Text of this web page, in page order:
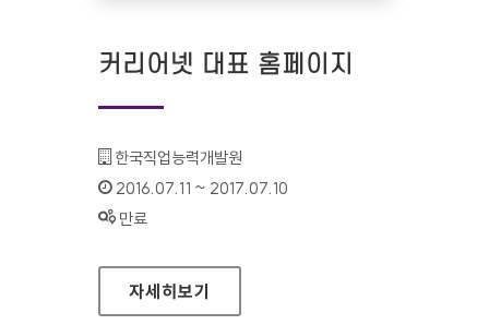
커리어넷 대표 홈페이지
기관명 :
한국직업능력개발원
인증기간 :
2016.07.11 ~ 2017.07.10
상태 :
만료
커리어넷 대표 홈페이지
자세히보기